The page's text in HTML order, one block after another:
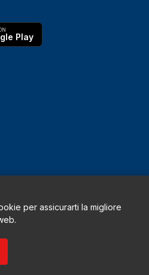
Play
per assicurarti la migliore